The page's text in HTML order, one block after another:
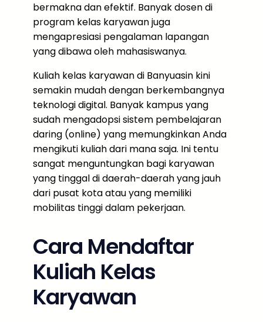
bermakna dan efektif. Banyak dosen di
program kelas karyawan juga
mengapresiasi pengalaman lapangan
yang dibawa oleh mahasiswanya.
Kuliah kelas karyawan di Banyuasin kini
semakin mudah dengan berkembangnya
teknologi digital. Banyak kampus yang
sudah mengadopsi sistem pembelajaran
daring (online) yang memungkinkan Anda
mengikuti kuliah dari mana saja. Ini tentu
sangat menguntungkan bagi karyawan
yang tinggal di daerah-daerah yang jauh
dari pusat kota atau yang memiliki
mobilitas tinggi dalam pekerjaan.
Cara Mendaftar
Kuliah Kelas
Karyawan